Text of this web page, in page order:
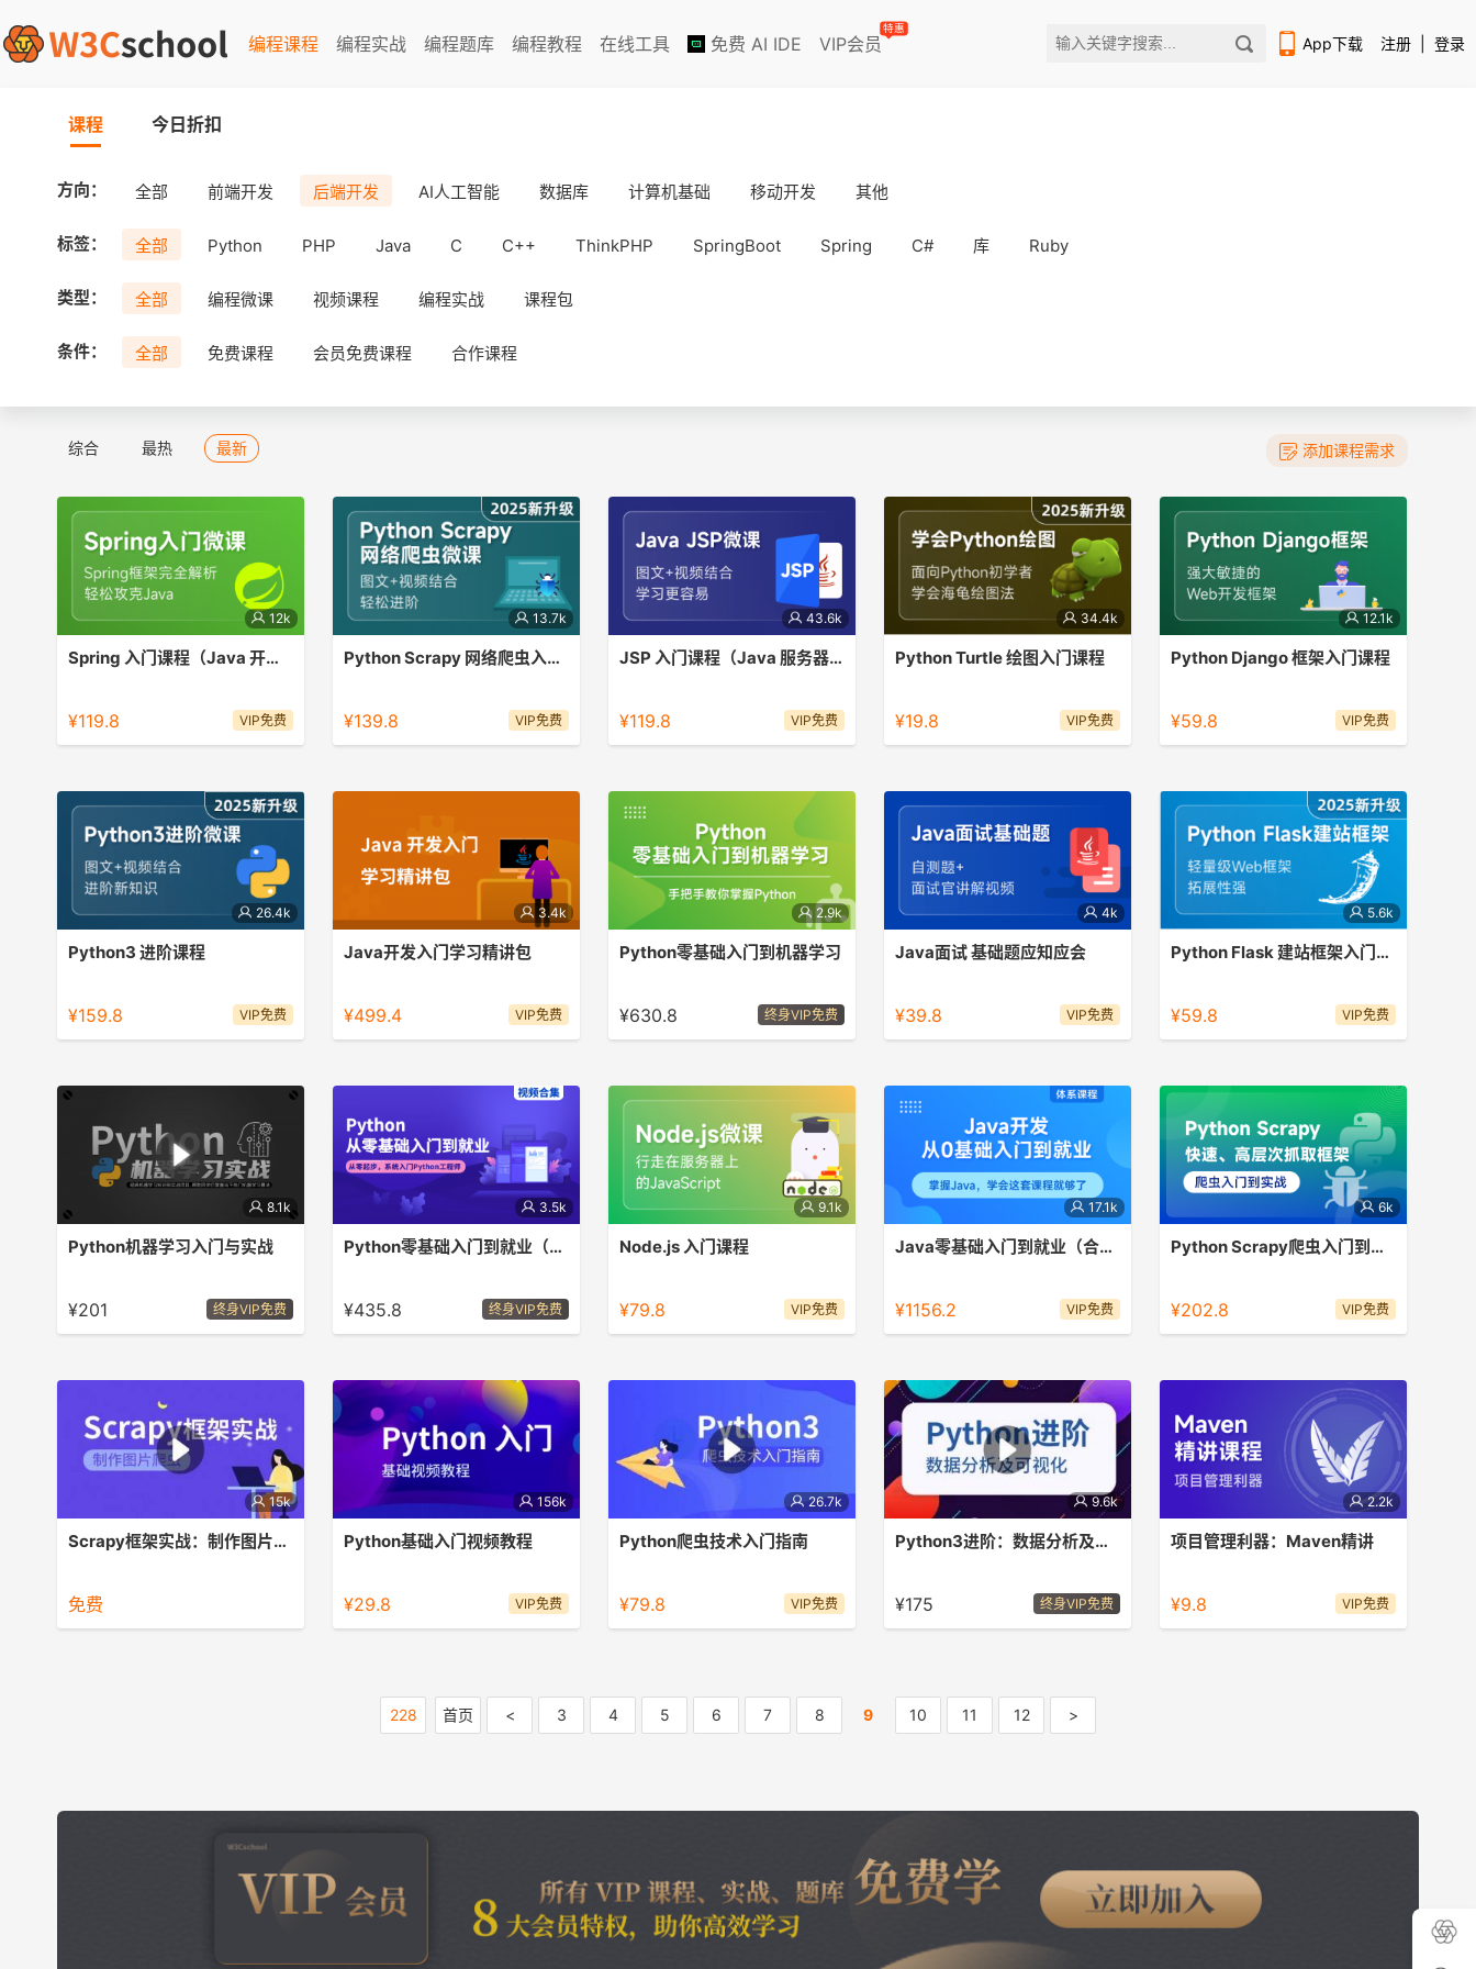
编程课程 编程实战 编程题库 编程教程 在线工具 免费 AI IDE VIP会员
特惠
App下载 注册 登录
课程 今日折扣
方向： 全部 前端开发 后端开发 AI人工智能 数据库 计算机基础 移动开发 其他
标签： 全部 Python PHP Java C C++ ThinkPHP SpringBoot Spring C# 库 Ruby
类型： 全部 编程微课 视频课程 编程实战 课程包
条件： 全部 免费课程 会员免费课程 合作课程
综合 最热 最新 添加课程需求
12k
Spring 入门课程（Java 开发框架）
¥119.8 VIP免费
13.7k
Python Scrapy 网络爬虫入门课程
¥139.8 VIP免费
43.6k
JSP 入门课程（Java 服务器页面）
HTML提供动态响应， 实现Java Web
的用户界面。
¥119.8 VIP免费
34.4k
Python Turtle 绘图入门课程
¥19.8 VIP免费
12.1k
Python Django 框架入门课程
¥59.8 VIP免费
26.4k
Python3 进阶课程
¥159.8 VIP免费
3.4k
Java开发入门学习精讲包
¥499.4 VIP免费
2.9k
Python零基础入门到机器学习
一网打尽（内含4门课程）
¥630.8 终身VIP免费
4k
Java面试 基础题应知应会
¥39.8 VIP免费
5.6k
Python Flask 建站框架入门课程
¥59.8 VIP免费
8.1k
Python机器学习入门与实战
目，帮助同学们掌握当下热门机器学习
算法。课程以Python和著名的机器学
习库Scikit-learn为核心工具，基于诸
非常适合作为Python机器学习的入门
课程。
¥201 终身VIP免费
3.5k
Python零基础入门到就业（合集）
¥435.8 终身VIP免费
9.1k
Node.js 入门课程
¥79.8 VIP免费
17.1k
Java零基础入门到就业（合集）
握Java技能。最流行的编程语言之
一，就业发展方向选择多。
¥1156.2 VIP免费
6k
Python Scrapy爬虫入门到实战
¥202.8 VIP免费
15k
Scrapy框架实战：制作图片爬虫
免费
156k
Python基础入门视频教程
¥29.8 VIP免费
26.7k
Python爬虫技术入门指南
¥79.8 VIP免费
9.6k
Python3进阶：数据分析及可视化
¥175 终身VIP免费
2.2k
项目管理利器：Maven精讲
¥9.8 VIP免费
228 首页 < 3 4 5 6 7 8 9 10 11 12 >